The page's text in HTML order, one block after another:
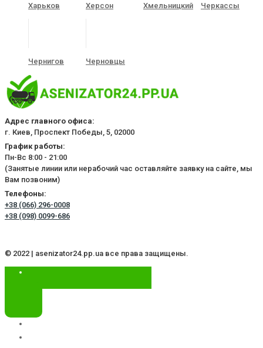
Харьков Херсон Хмельницкий Черкассы
Чернигов Черновцы
Адрес главного офиса:
г. Киев, Проспект Победы, 5, 02000
График работы:
Пн-Вс 8:00 - 21:00
(Занятые линии или нерабочий час оставляйте заявку на сайте, мы
Вам позвоним)
Телефоны:
+38 (066) 296-0008
+38 (098) 0099-686
© 2022 | asenizator24.pp.ua все права защищены.